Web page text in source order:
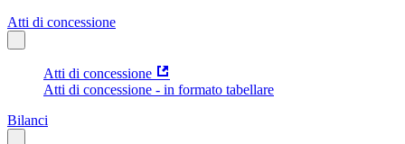
Atti di concessione
Atti di concessione
Atti di concessione - in formato tabellare
Bilanci